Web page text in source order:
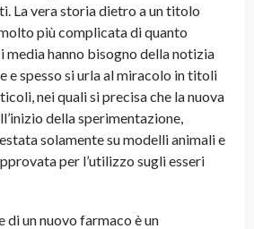
La vera storia dietro a un titolo
più complicata di quanto
media hanno bisogno della notizia
e spesso si urla al miracolo in titoli
nei quali si precisa che la nuova
della sperimentazione,
solamente su modelli animali e
per l’utilizzo sugli esseri
di un nuovo farmaco è un